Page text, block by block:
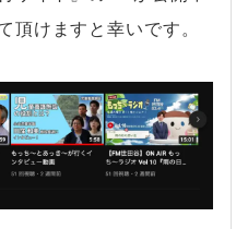
頂けますと幸いです。